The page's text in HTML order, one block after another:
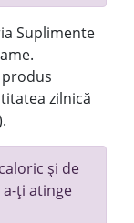
Suplimente
zilnică
și de
ți atinge